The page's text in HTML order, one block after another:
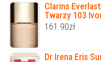
Clarins
Twarzy 103
161.90zł
Dr Irena Eris